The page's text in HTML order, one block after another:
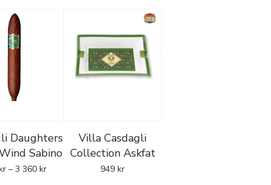
rökutveckling och
Fokus ligger på
som en mer förfinad
Factory
Daughters
Sabino
– 3 360 kr
Villa Casdagli
Collection Askfat
949kr